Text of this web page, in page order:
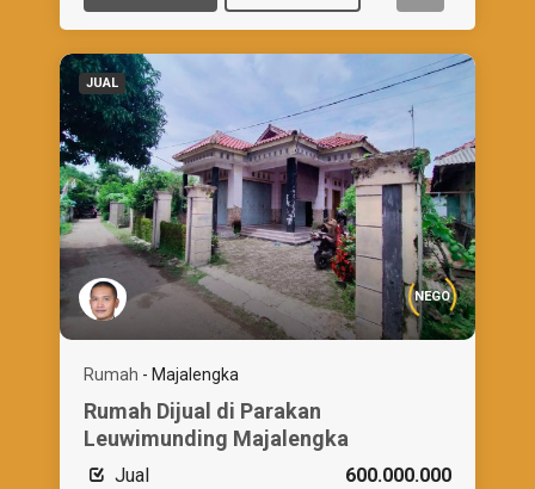
JUAL
NEGO
Rumah - Majalengka
Rumah Dijual di Parakan
Leuwimunding Majalengka
Jual 600.000.000